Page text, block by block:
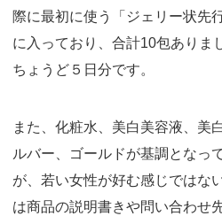
際に最初に使う「ジェリー状先
に入っており、合計10包ありま
ちょうど５日分です。
また、化粧水、美白美容液、美
ルバー、ゴールドが基調となっ
が、若い女性が好む感じではな
は商品の説明書きや問い合わせ